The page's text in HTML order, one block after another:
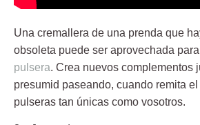
Una cremallera de una prenda que
obsoleta puede ser aprovechada
pulsera. Crea nuevos complementos
presumid paseando, cuando remita
pulseras tan únicas como vosotros.